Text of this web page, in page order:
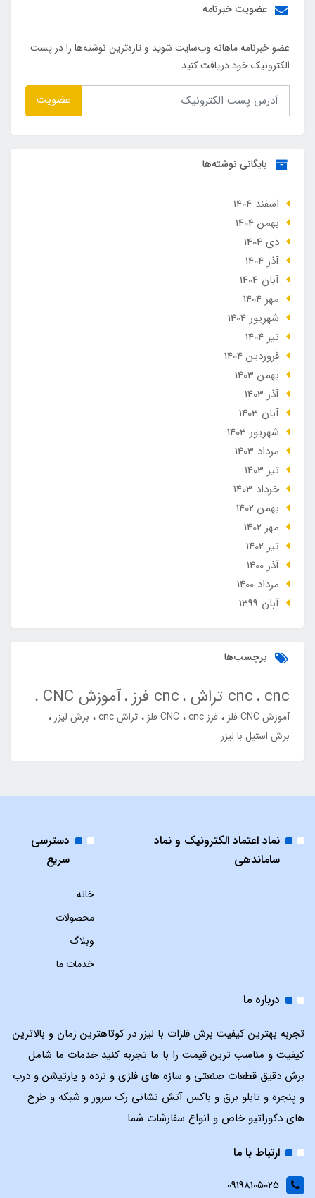
عضویت خبرنامه
عضو خبرنامه ماهانه وب‌سایت شوید و تازه‌ترین نوشته‌ها را در پست
الکترونیک خود دریافت کنید.
عضویت
بایگانی نوشته‌ها
اسفند 1404
بهمن 1404
دی 1404
آذر 1404
آبان 1404
مهر 1404
شهریور 1404
تير 1404
فروردین 1404
بهمن 1403
آذر 1403
آبان 1403
شهریور 1403
مرداد 1403
تير 1403
خرداد 1403
بهمن 1402
مهر 1402
تير 1402
آذر 1400
مرداد 1400
آبان 1399
برچسب‌ها
cnc cnc تراش cnc فرز آموزش CNC
آموزش CNC فلز فرز cnc CNC فلز تراش cnc
برش لیزر
برش استیل با لیزر
نماد اعتماد الکترونیک و نماد
ساماندهی
دسترسی
سریع
خانه
محصولات
وبلاگ
خدمات ما
درباره ما
تجربه بهترین کیفیت برش فلزات با لیزر در کوتاهترین زمان و بالاترین
کیفیت و مناسب ترین قیمت را با ما تجربه کنید خدمات ما شامل
برش دقیق قطعات صنعتی و سازه های فلزی و نرده و پارتیشن و درب
و پنجره و تابلو برق و باکس آتش نشانی رک سرور و شبکه و طرح
های دکوراتیو خاص و انواع سفارشات شما
ارتباط با ما
09198105025